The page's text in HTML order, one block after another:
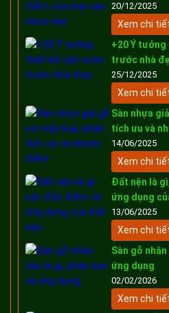
20/12/2025
Xem chi
+20 Ý
trước nhà
25/12/2025
Xem chi
Sàn nhựa
tích ưu và
14/06/2025
Xem chi
Đất nện là
ứng dụng
13/06/2025
Xem chi
Sàn gỗ
ứng dụng
02/02/2026
Xem chi